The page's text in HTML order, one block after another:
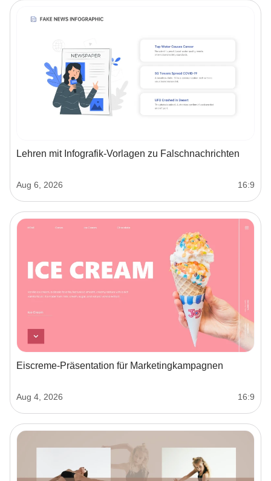
Lehren mit Infografik-Vorlagen zu Falschnachrichten
Aug 6, 2026 16:9
Eiscreme-Präsentation für Marketingkampagnen
Aug 4, 2026 16:9